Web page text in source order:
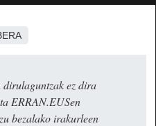
dirulaguntzak ez dira
ERRAN.EUSen
bezalako irakurleen